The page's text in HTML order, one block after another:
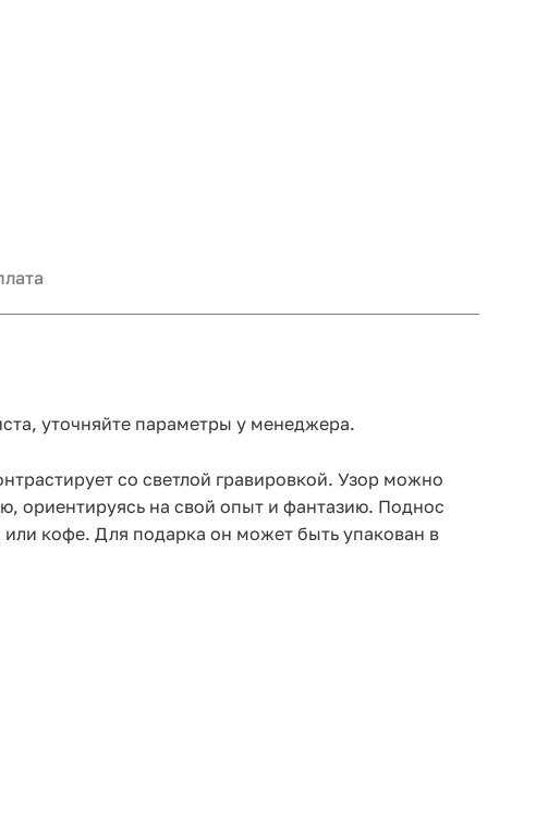
уточняйте параметры у менеджера.
со светлой гравировкой. Узор можно
ориентируясь на свой опыт и фантазию. Поднос
кофе. Для подарка он может быть упакован в